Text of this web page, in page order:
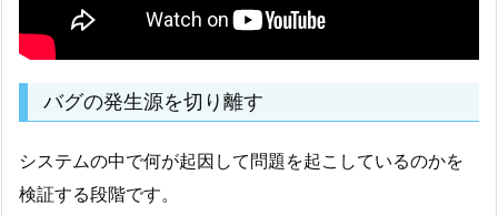
バグの発生源を切り離す
システムの中で何が起因して問題を起こしているのかを
検証する段階です。